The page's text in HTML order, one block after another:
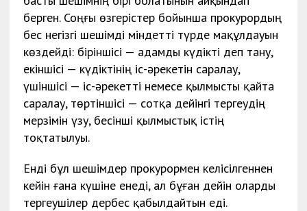
берген. Соңғы өзгерістер бойынша прокурордың
бес негізгі шешімді міндетті түрде мақұлдауын
көздейді: біріншісі — адамды күдікті деп тану,
екіншісі — күдіктінің іс-әрекетін саралау,
үшіншісі — іс-әрекетті немесе қылмысты қайта
саралау, төртіншісі — сотқа дейінгі тергеудің
мерзімін үзу, бесінші қылмыстық істің
тоқтатылуы.
Енді бұл шешімдер прокурормен келісілгеннен
кейін ғана күшіне енеді, ал бұған дейін оларды
тергеушілер дербес қабылдайтын еді.